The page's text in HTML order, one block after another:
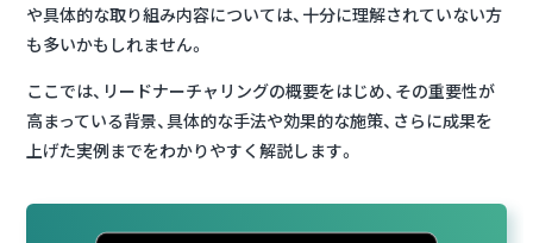
や具体的な取り組み内容については、十分に理解されていない方
も多いかもしれません。
ここでは、リードナーチャリングの概要をはじめ、その重要性が
高まっている背景、具体的な手法や効果的な施策、さらに成果を
上げた実例までをわかりやすく解説します。